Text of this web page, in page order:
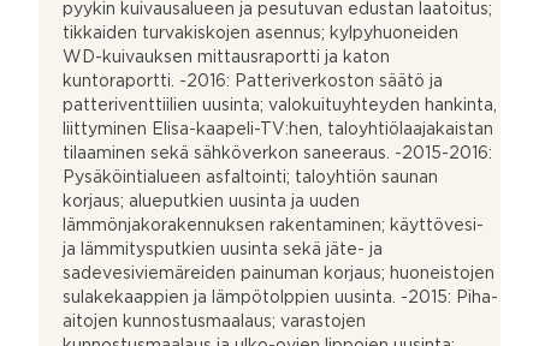
pyykin kuivausalueen ja pesutuvan edustan laatoitus;
tikkaiden turvakiskojen asennus; kylpyhuoneiden
WD-kuivauksen mittausraportti ja katon
kuntoraportti. -2016: Patteriverkoston säätö ja
patteriventtiilien uusinta; valokuituyhteyden hankinta,
liittyminen Elisa-kaapeli-TV:hen, taloyhtiölaajakaistan
tilaaminen sekä sähköverkon saneeraus. -2015-2016:
Pysäköintialueen asfaltointi; taloyhtiön saunan
korjaus; alueputkien uusinta ja uuden
lämmönjakorakennuksen rakentaminen; käyttövesi-
ja lämmitysputkien uusinta sekä jäte- ja
sadevesiviemäreiden painuman korjaus; huoneistojen
sulakekaappien ja lämpötolppien uusinta. -2015: Piha-
aitojen kunnostusmaalaus; varastojen